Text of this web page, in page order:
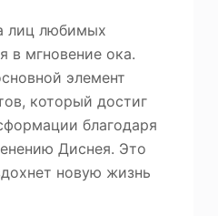
лиц любимых
в мгновение ока.
элемент
который достиг
благодаря
Диснея. Это
новую жизнь